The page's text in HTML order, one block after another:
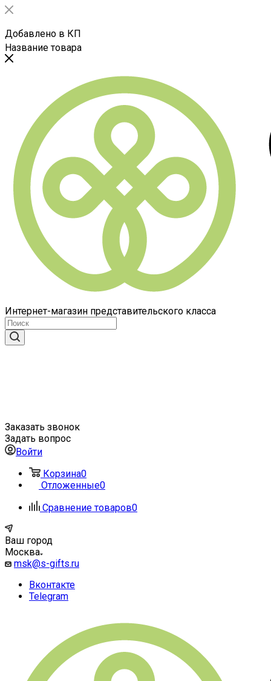
Добавлено в КП
Название товара
Интернет-магазин представительского класса
Заказать звонок
Задать вопрос
Войти
Корзина0
Отложенные0
Сравнение товаров0
Ваш город
Москва
msk@s-gifts.ru
Вконтакте
Telegram